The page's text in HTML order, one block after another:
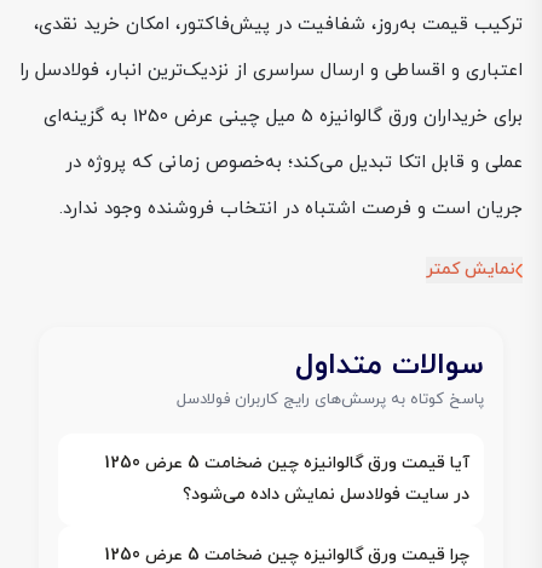
ترکیب قیمت به‌روز، شفافیت در پیش‌فاکتور، امکان خرید نقدی،
اعتباری و اقساطی و ارسال سراسری از نزدیک‌ترین انبار، فولادسل را
برای خریداران ورق گالوانیزه 5 میل چینی عرض 1250 به گزینه‌ای
عملی و قابل اتکا تبدیل می‌کند؛ به‌خصوص زمانی که پروژه در
جریان است و فرصت اشتباه در انتخاب فروشنده وجود ندارد.
نمایش کمتر
سوالات متداول
پاسخ کوتاه به پرسش‌های رایج کاربران فولادسل
آیا قیمت ورق گالوانیزه چین ضخامت 5 عرض 1250
در سایت فولادسل نمایش داده می‌شود؟
چرا قیمت ورق گالوانیزه چین ضخامت 5 عرض 1250